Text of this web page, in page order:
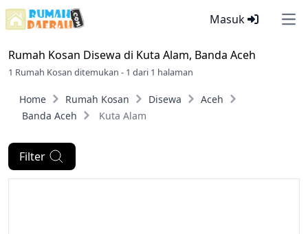
Masuk
Rumah Kosan Disewa di Kuta Alam, Banda Aceh
1 Rumah Kosan ditemukan - 1 dari 1 halaman
Home Rumah Kosan Disewa
Aceh
Banda Aceh
Kuta Alam
Filter